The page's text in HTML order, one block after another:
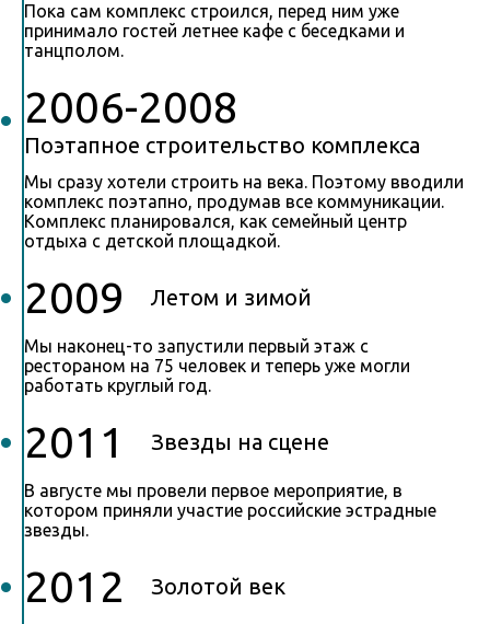
Пока сам комплекс строился, перед ним уже
принимало гостей летнее кафе с беседками и
танцполом.
2006-2008
Поэтапное строительство комплекса
Мы сразу хотели строить на века. Поэтому вводили
комплекс поэтапно, продумав все коммуникации.
Комплекс планировался, как семейный центр
отдыха с детской площадкой.
2009 Летом и зимой
Мы наконец-то запустили первый этаж с
рестораном на 75 человек и теперь уже могли
работать круглый год.
2011 Звезды на сцене
В августе мы провели первое мероприятие, в
котором приняли участие российские эстрадные
звезды.
2012 Золотой век